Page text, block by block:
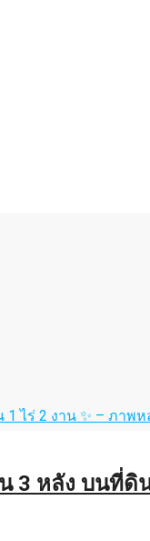
3 หลัง บนที่ดิ